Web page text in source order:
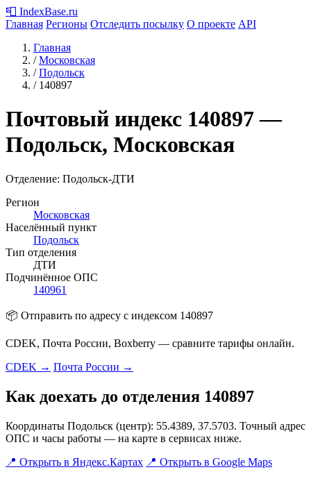
📮 IndexBase.ru
Главная Регионы Отследить посылку О проекте API
Главная
/ Московская
/ Подольск
/ 140897
Почтовый индекс 140897 —
Подольск, Московская
Отделение: Подольск-ДТИ
Регион
Московская
Населённый пункт
Подольск
Тип отделения
ДТИ
Подчинённое ОПС
140961
📦 Отправить по адресу с индексом 140897
CDEK, Почта России, Boxberry — сравните тарифы онлайн.
CDEK → Почта России →
Как доехать до отделения 140897
Координаты Подольск (центр): 55.4389, 37.5703. Точный адрес
ОПС и часы работы — на карте в сервисах ниже.
📍 Открыть в Яндекс.Картах 📍 Открыть в Google Maps